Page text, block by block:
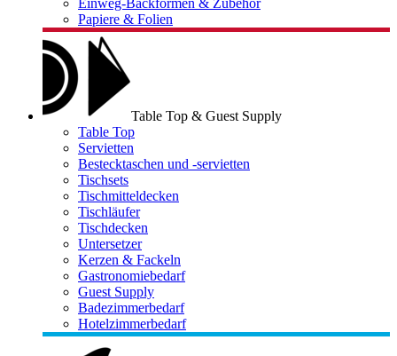
Einweg-Backformen & Zubehör
Papiere & Folien
Table Top & Guest Supply
Table Top
Servietten
Bestecktaschen und -servietten
Tischsets
Tischmitteldecken
Tischläufer
Tischdecken
Untersetzer
Kerzen & Fackeln
Gastronomiebedarf
Guest Supply
Badezimmerbedarf
Hotelzimmerbedarf